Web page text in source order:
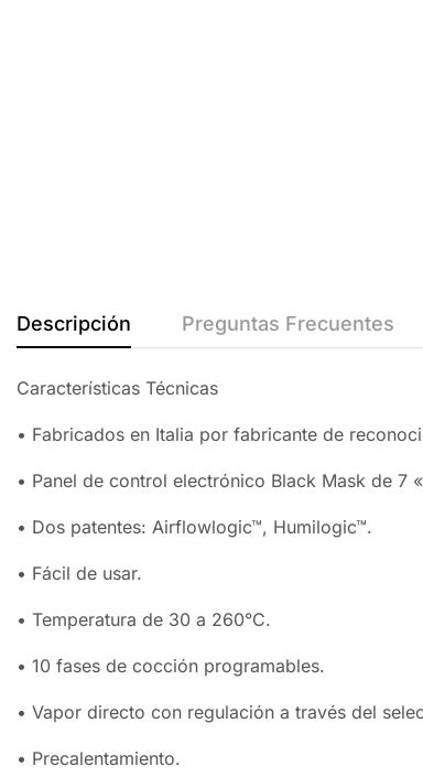
Descripción Preguntas Frecuentes
Características Técnicas
• Fabricados en Italia por fabricante de
• Panel de control electrónico Black Mask de 7
• Dos patentes: Airflowlogic™, Humilogic™.
• Fácil de usar.
• Temperatura de 30 a 260°C.
• 10 fases de cocción programables.
• Vapor directo con regulación a través del
• Precalentamiento.